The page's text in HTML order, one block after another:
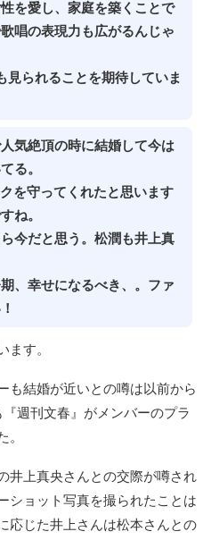
を愛し、家庭を築くことで
唱の表現力も広がるんじゃ
見られることを期待していま
気絶頂の時に結婚して今は
る。
を守ってくれたと思います
ね。
今だと思う。松潤も井上真
、幸せになるべき、。ファ
ます。
も結婚が近いとの噂は以前から
週刊文春』がメンバーのプラ
。
井上真央さんとの交際が噂され
ショット写真を撮られたことは
応じた井上さんは松本さんとの